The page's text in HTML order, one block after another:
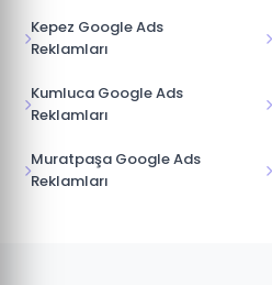
Kepez Google Ads
Reklamları
Kumluca Google Ads
Reklamları
Muratpaşa Google Ads
Reklamları